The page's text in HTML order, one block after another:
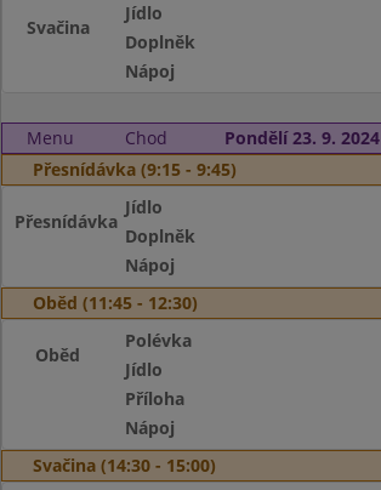
Svačina
Jídlo
Doplněk
Nápoj
Menu Chod
Pondělí 23. 9. 2024
Přesnídávka (9:15 - 9:45)
Přesnídávka
Jídlo
Doplněk
Nápoj
Oběd (11:45 - 12:30)
Oběd
Polévka
Jídlo
Příloha
Nápoj
Svačina (14:30 - 15:00)